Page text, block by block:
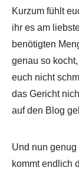
Kurzum fühlt
ihr es am
benötigten
genau so
euch nicht
das Gericht
auf den Blog
Und nun
kommt endlich